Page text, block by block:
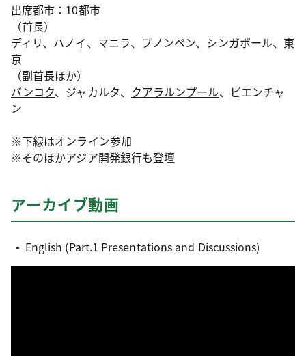
出席都市：10都市
（首長）
ディリ、ハノイ、マニラ、プノンペン、シンガポール、東
京
（副首長ほか）
バンコク、ジャカルタ、 クアラルンプール、ビエンチャ
ン
※下線はオンライン参加
※そのほかアジア開発銀行も登壇
アーカイブ動画
English (Part.1 Presentations and Discussions)